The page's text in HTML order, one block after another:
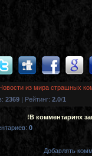
из мира страшных
: 2369 | Рейтинг: 2.0/1
!В комментариях
: 0
Добавлять